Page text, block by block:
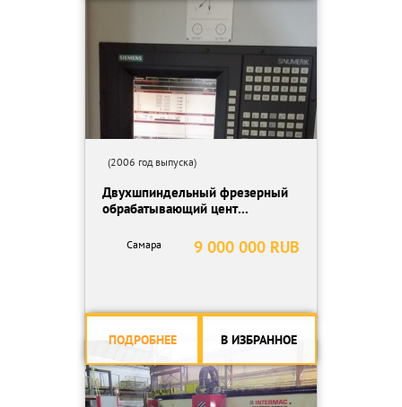
(2006 год выпуска)
Двухшпиндельный фрезерный
обрабатывающий цент...
9 000 000 RUB
Самара
ПОДРОБНЕЕ В ИЗБРАННОЕ